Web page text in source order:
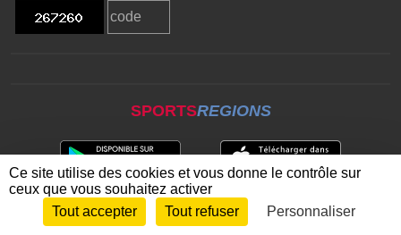
SPORTSREGIONS
Envie de participer ? CONNEXION
Ce site utilise des cookies et vous donne le contrôle sur
ceux que vous souhaitez activer
Tout accepter
Tout refuser Personnaliser